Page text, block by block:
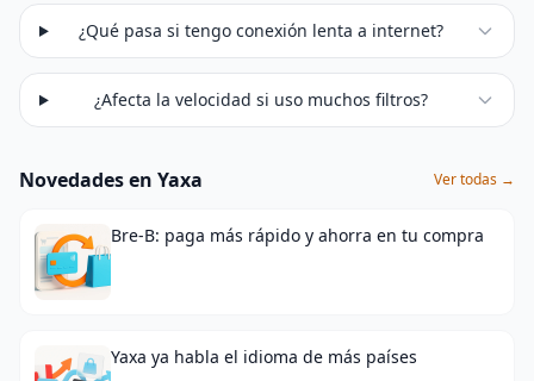
¿Qué pasa si tengo conexión lenta a internet?
¿Afecta la velocidad si uso muchos filtros?
Novedades en Yaxa Ver todas →
Bre-B: paga más rápido y ahorra en tu compra
Yaxa ya habla el idioma de más países